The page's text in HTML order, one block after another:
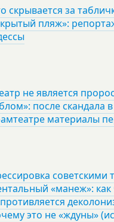
скрывается за
пляж»:
не является
после скандала
материалы
«манеж»:
это не «ждуны»